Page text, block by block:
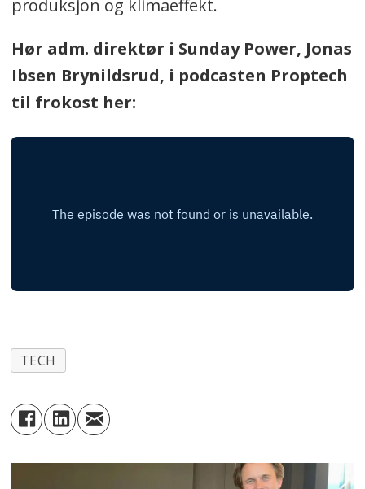
produksjon og klimaeffekt.
Hør adm. direktør i Sunday Power, Jonas
Ibsen Brynildsrud, i podcasten Proptech
til frokost her:
TECH